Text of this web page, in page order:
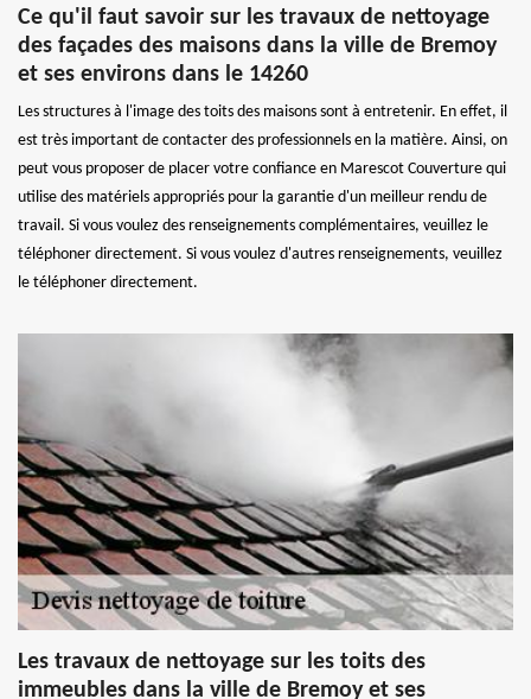
Ce qu'il faut savoir sur les travaux de nettoyage
des façades des maisons dans la ville de Bremoy
et ses environs dans le 14260
Les structures à l'image des toits des maisons sont à entretenir. En effet, il
est très important de contacter des professionnels en la matière. Ainsi, on
peut vous proposer de placer votre confiance en Marescot Couverture qui
utilise des matériels appropriés pour la garantie d'un meilleur rendu de
travail. Si vous voulez des renseignements complémentaires, veuillez le
téléphoner directement. Si vous voulez d'autres renseignements, veuillez
le téléphoner directement.
Les travaux de nettoyage sur les toits des
immeubles dans la ville de Bremoy et ses